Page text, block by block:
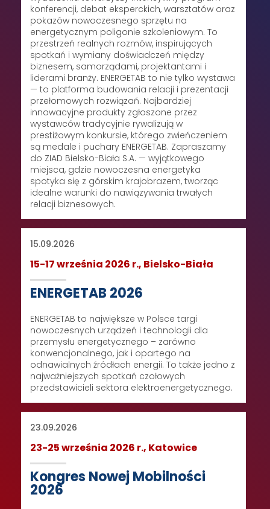
konferencji, debat eksperckich, warsztatów oraz
pokazów nowoczesnego sprzętu na
energetycznym poligonie szkoleniowym. To
przestrzeń realnych rozmów, inspirujących
spotkań i wymiany doświadczeń między
biznesem, samorządami, projektantami i
liderami branży. ENERGETAB to nie tylko wystawa
— to platforma budowania relacji i prezentacji
przełomowych rozwiązań. Najbardziej
innowacyjne produkty zgłoszone przez
wystawców tradycyjnie rywalizują w
prestiżowym konkursie, którego zwieńczeniem
są medale i puchary ENERGETAB. Zapraszamy
do ZIAD Bielsko-Biała S.A. — wyjątkowego
miejsca, gdzie nowoczesna energetyka
spotyka się z górskim krajobrazem, tworząc
idealne warunki do nawiązywania trwałych
relacji biznesowych.
15.09.2026
15-17 września 2026 r., Bielsko-Biała
ENERGETAB 2026
ENERGETAB to największe w Polsce targi
nowoczesnych urządzeń i technologii dla
przemysłu energetycznego – zarówno
konwencjonalnego, jak i opartego na
odnawialnych źródłach energii. To także jedno z
najważniejszych spotkań czołowych
przedstawicieli sektora elektroenergetycznego.
23.09.2026
23-25 września 2026 r., Katowice
Kongres Nowej Mobilności
2026